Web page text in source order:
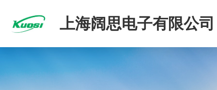
上海阔思电子有限公司